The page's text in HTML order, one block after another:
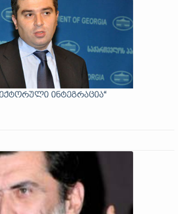
ინტეგრაცია“